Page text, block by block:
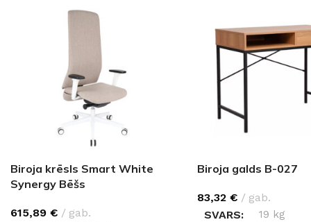
Biroja krēsls Smart White
Synergy Bēšs
615,89 €
gab.
Biroja galds B-027
83,32 €
gab.
SVARS
19 kg